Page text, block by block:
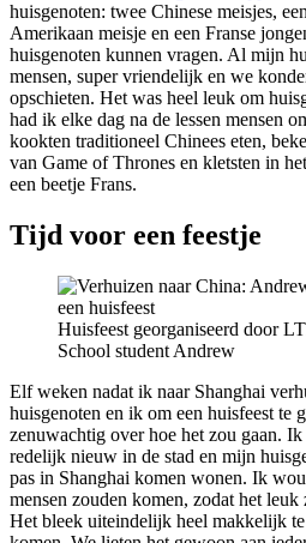
huisgenoten: twee Chinese meisjes,
Amerikaan meisje en een Franse
huisgenoten kunnen vragen. Al mijn
mensen, super vriendelijk en we
opschieten. Het was heel leuk om
had ik elke dag na de lessen mensen
kookten traditioneel Chinees eten,
van Game of Thrones en kletsten in
een beetje Frans.
Tijd voor een feestje
Huisfeest georganiseerd door
School student Andrew
Elf weken nadat ik naar Shanghai
huisgenoten en ik om een huisfeest te
zenuwachtig over hoe het zou gaan.
redelijk nieuw in de stad en mijn
pas in Shanghai komen wonen. Ik
mensen zouden komen, zodat het
Het bleek uiteindelijk heel makkelijk